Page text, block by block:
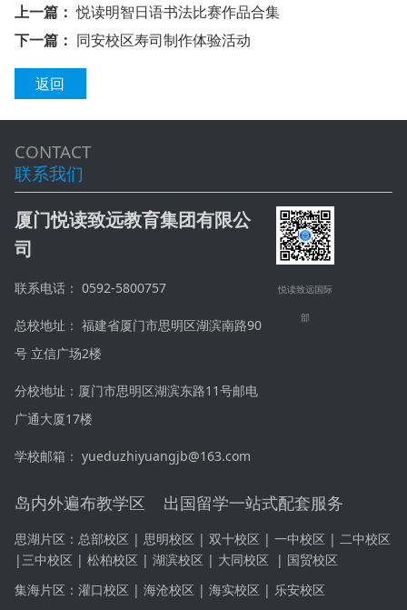
t
i
y
l
m
r
:
0
p
x
上一篇：悦读明智日语书法比赛作品合集
下一篇： 同安校区寿司制作体验活动
返回
CONTACT
联系我们
厦门悦读致远教育集团有限公
司
联系电话： 0592-5800757
总校地址： 福建省厦门市思明区湖滨南路90
号 立信广场2楼
分校地址：厦门市思明区湖滨东路11号邮电
广通大厦17楼
学校邮箱： yueduzhiyuangjb@163.com
悦读致远国际
部
岛内外遍布教学区 出国留学一站式配套服务
思湖片区： 总部校区 | 思明校区 | 双十校区 | 一中校区 | 二中校区
|三中校区 | 松柏校区 | 湖滨校区 | 大同校区 | 国贸校区
集海片区： 灌口校区 | 海沧校区 | 海实校区 | 乐安校区